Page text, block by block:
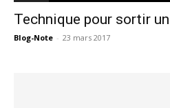
Technique pour sortir
Blog-Note - 23 mars 2017